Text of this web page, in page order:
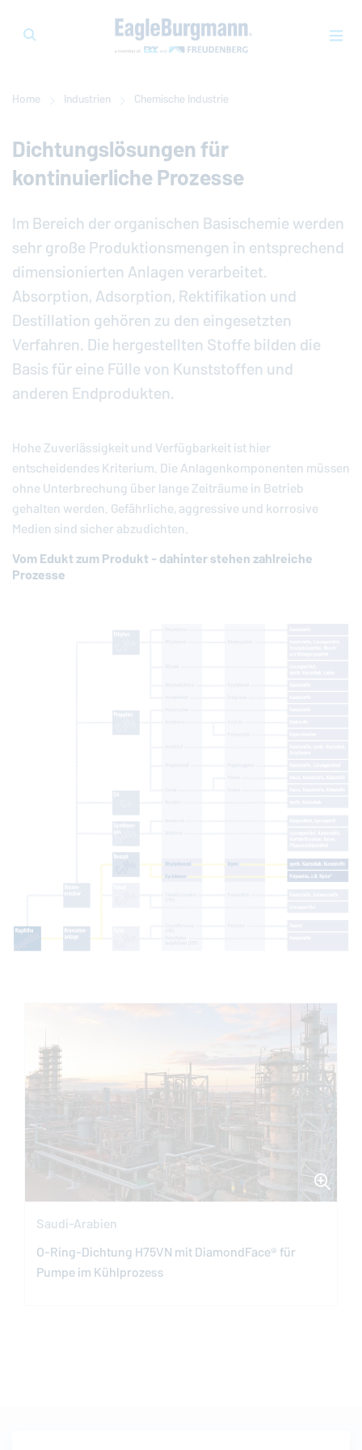
Home Industrien Chemische Industrie
Dichtungslösungen für
kontinuierliche Prozesse
Im Bereich der organischen Basischemie werden
sehr große Produktionsmengen in entsprechend
dimensionierten Anlagen verarbeitet.
Absorption, Adsorption, Rektifikation und
Destillation gehören zu den eingesetzten
Verfahren. Die hergestellten Stoffe bilden die
Basis für eine Fülle von Kunststoffen und
anderen Endprodukten.
Hohe Zuverlässigkeit und Verfügbarkeit ist hier
entscheidendes Kriterium. Die Anlagenkomponenten müssen
ohne Unterbrechung über lange Zeiträume in Betrieb
gehalten werden. Gefährliche, aggressive und korrosive
Medien sind sicher abzudichten.
Vom Edukt zum Produkt - dahinter stehen zahlreiche
Prozesse
Saudi-Arabien
O-Ring-Dichtung H75VN mit DiamondFace® für
Pumpe im Kühlprozess